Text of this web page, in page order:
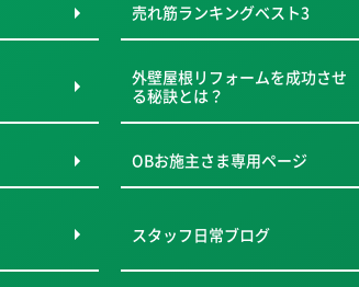
売れ筋ランキングベスト3
外壁屋根リフォームを成功させ
る秘訣とは？
OBお施主さま専用ページ
スタッフ日常ブログ